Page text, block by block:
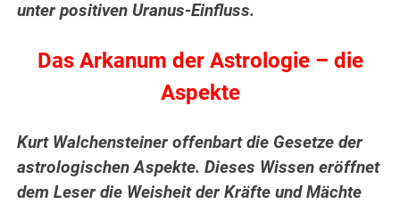
unter positiven Uranus-Einfluss.
Das Arkanum der Astrologie – die
Aspekte
Kurt Walchensteiner offenbart die Gesetze der
astrologischen Aspekte. Dieses Wissen eröffnet
dem Leser die Weisheit der Kräfte und Mächte